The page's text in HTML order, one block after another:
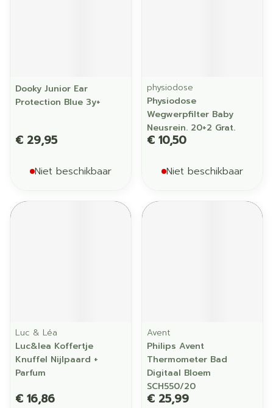
Dooky Junior Ear
Protection Blue 3y+
€ 29,95
Niet beschikbaar
physiodose
Physiodose
Wegwerpfilter Baby
Neusrein. 20+2 Grat.
€ 10,50
Niet beschikbaar
Luc & Léa
Luc&lea Koffertje
Knuffel Nijlpaard +
Parfum
€ 16,86
Avent
Philips Avent
Thermometer Bad
Digitaal Bloem
SCH550/20
€ 25,99